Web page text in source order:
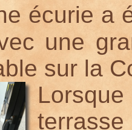
écurie a
une
sur la